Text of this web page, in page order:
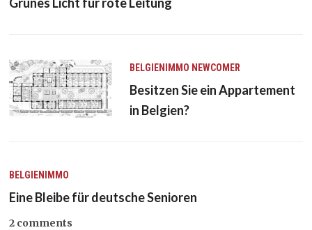
BELGIENIMMO NEWCOMER
Besitzen Sie ein Appartement
in Belgien?
BELGIENIMMO
Eine Bleibe für deutsche Senioren
2 comments